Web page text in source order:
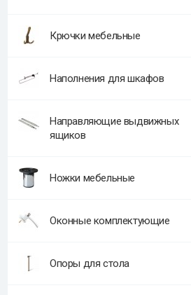
Крючки мебельные
Наполнения для шкафов
Направляющие выдвижных
ящиков
Ножки мебельные
Оконные комплектующие
Опоры для стола